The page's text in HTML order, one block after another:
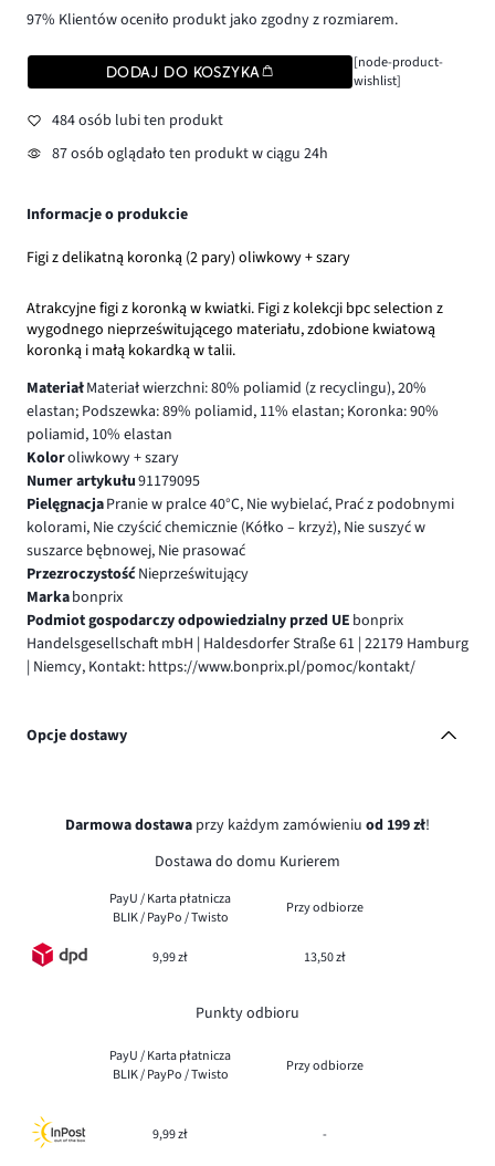
97% Klientów oceniło produkt jako zgodny z rozmiarem.
DODAJ DO KOSZYKA
[node-product-
wishlist]
484 osób lubi ten produkt
87 osób oglądało ten produkt w ciągu 24h
Informacje o produkcie
Figi z delikatną koronką (2 pary) oliwkowy + szary
Atrakcyjne figi z koronką w kwiatki. Figi z kolekcji bpc selection z
wygodnego nieprześwitującego materiału, zdobione kwiatową
koronką i małą kokardką w talii.
MateriałMateriał wierzchni: 80% poliamid (z recyclingu), 20%
elastan; Podszewka: 89% poliamid, 11% elastan; Koronka: 90%
poliamid, 10% elastan
Koloroliwkowy + szary
Numer artykułu91179095
PielęgnacjaPranie w pralce 40°C, Nie wybielać, Prać z podobnymi
kolorami, Nie czyścić chemicznie (Kółko – krzyż), Nie suszyć w
suszarce bębnowej, Nie prasować
PrzezroczystośćNieprześwitujący
Markabonprix
Podmiot gospodarczy odpowiedzialny przed UE bonprix
Handelsgesellschaft mbH | Haldesdorfer Straße 61 | 22179 Hamburg
| Niemcy, Kontakt: https://www.bonprix.pl/pomoc/kontakt/
Opcje dostawy
Darmowa dostawa przy każdym zamówieniu od 199 zł!
Dostawa do domu Kurierem
PayU / Karta płatnicza
BLIK / PayPo / Twisto
Przy odbiorze
9,99 zł 13,50 zł
Punkty odbioru
PayU / Karta płatnicza
BLIK / PayPo / Twisto
Przy odbiorze
9,99 zł -